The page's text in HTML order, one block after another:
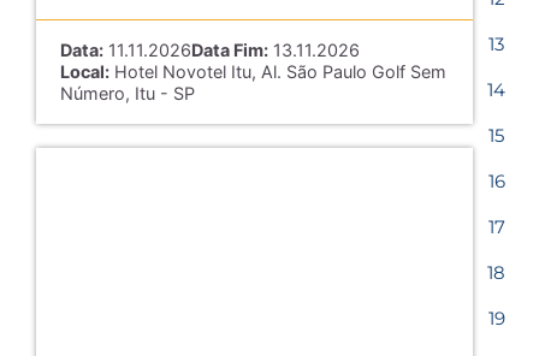
Data:11.11.2026Data Fim:13.11.2026
Local:Hotel Novotel Itu, Al. São Paulo Golf Sem
Número, Itu - SP
13
14
15
16
17
18
19